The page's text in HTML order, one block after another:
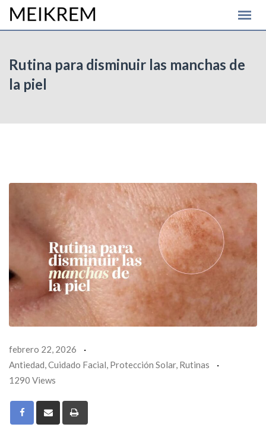
Skip
Rutina para disminuir las manchas de
la piel
febrero 22, 2026
Antiedad,Cuidado Facial, Protección Solar, Rutinas
1290 Views